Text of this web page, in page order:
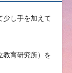
し手を加えて
育研究所）を